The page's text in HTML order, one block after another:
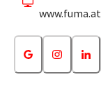
www.fuma.at